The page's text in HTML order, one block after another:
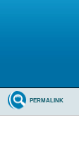
PERMALINK